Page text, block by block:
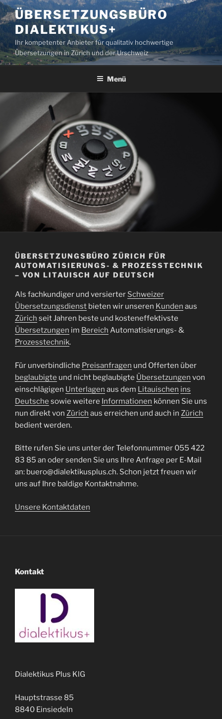
Zum
Inhalt
springen
ÜBERSETZUNGSBÜRO
DIALEKTIKUS+
Ihr kompetenter Anbieter für qualitativ hochwertige
Übersetzungen in Zürich und der Urschweiz
Menü
ÜBERSETZUNGSBÜRO ZÜRICH FÜR
AUTOMATISIERUNGS- & PROZESSTECHNIK
– VON LITAUISCH AUF DEUTSCH
Als fachkundiger und versierter Schweizer
Übersetzungsdienst bieten wir unseren Kunden aus
Zürich seit Jahren beste und kosteneffektivste
Übersetzungen im Bereich Automatisierungs- &
Prozesstechnik.
Für unverbindliche Preisanfragen und Offerten über
beglaubigte und nicht beglaubigte Übersetzungen von
einschlägigen Unterlagen aus dem Litauischen ins
Deutsche sowie weitere Informationen können Sie uns
nun direkt von Zürich aus erreichen und auch in Zürich
bedient werden.
Bitte rufen Sie uns unter der Telefonnummer 055 422
83 85 an oder senden Sie uns Ihre Anfrage per E-Mail
an: buero@dialektikusplus.ch. Schon jetzt freuen wir
uns auf Ihre baldige Kontaktnahme.
Unsere Kontaktdaten
Kontakt
Dialektikus Plus KlG
Hauptstrasse 85
8840 Einsiedeln